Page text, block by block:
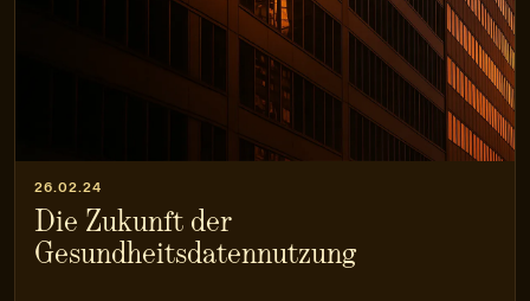
26.02.24
Die Zukunft der
Gesundheitsdatennutzung